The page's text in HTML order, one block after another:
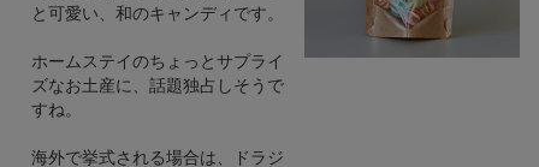
と可愛い、和のキャンディです。
ホームステイのちょっとサプライ
ズなお土産に、話題独占しそうで
すね。
海外で挙式される場合は、ドラジ